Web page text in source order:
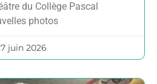
du Collège Pascal
photos
juin 2026